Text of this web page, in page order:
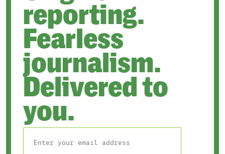
reporting.
Fearless
journalism.
Delivered to
you.